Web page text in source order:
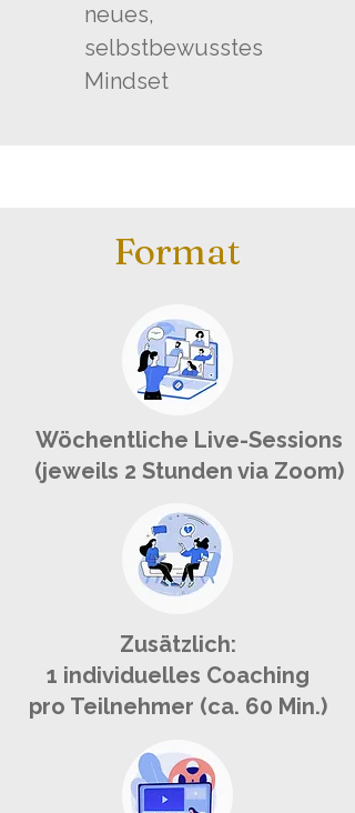
neues,
selbstbewusstes
Mindset
Format
Wöchentliche Live-Sessions
(jeweils 2 Stunden via Zoom)
Zusätzlich:
1 individuelles Coaching
pro Teilnehmer (ca. 60 Min.)